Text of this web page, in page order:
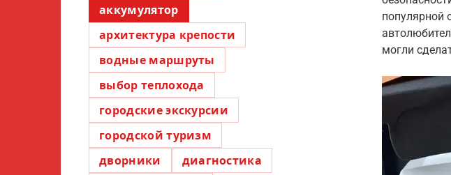
популярной
могли
аккумулятор
архитектура крепости
водные маршруты
выбор теплохода
городские экскурсии
городской туризм
дворники
диагностика